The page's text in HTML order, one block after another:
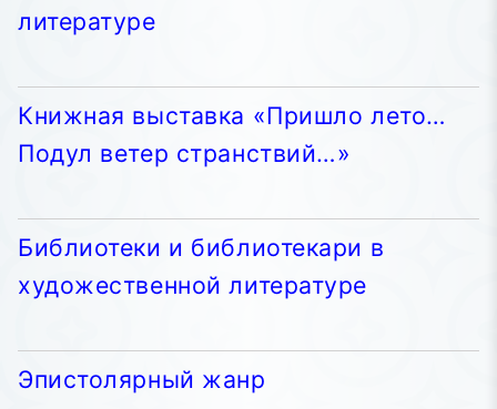
литературе
Книжная выставка «Пришло лето…
Подул ветер странствий…»
Библиотеки и библиотекари в
художественной литературе
Эпистолярный жанр